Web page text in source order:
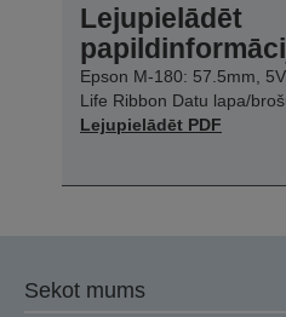
Lejupielādēt
Epson M-180: 57.5mm,
Life Ribbon Datu lapa/
Lejupielādēt PDF
Sekot mums